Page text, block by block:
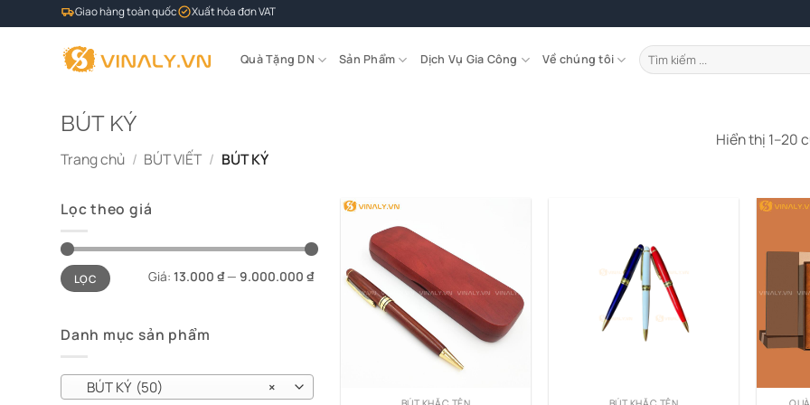
qua
Giao hàng toàn quốc Xuất hóa đơn VAT
Quà Tặng DN Sản Phẩm Dịch Vụ Gia Công Về chúng tôi
Tìm
kiếm:
BÚT KÝ
Trang chủ / BÚT VIẾT / BÚT KÝ
Hiển thị 1–20
Lọc theo giá
Giá
tối
thiểu
Giá
tối
đa
LỌC Giá: 13.000 ₫— 9.000.000 ₫
Danh mục sản phẩm
×
BÚT KÝ (50)